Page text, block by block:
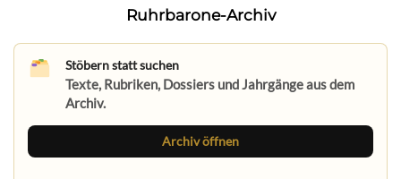
Ruhrbarone-Archiv
Stöbern statt suchen
Texte, Rubriken, Dossiers und Jahrgänge aus dem
Archiv.
Archiv öffnen